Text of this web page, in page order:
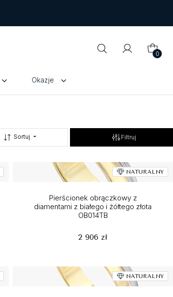
0
Okazje
Sortuj Filtruj
NATURALNY
Pierścionek obrączkowy z
diamentami z białego i żółtego złota
OB014TB
2 906 zł
NATURALNY